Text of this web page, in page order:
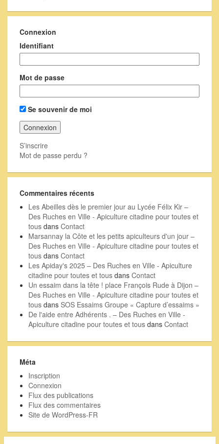
Connexion
Identifiant
Mot de passe
Se souvenir de moi
S’inscrire
Mot de passe perdu ?
Commentaires récents
Les Abeilles dès le premier jour au Lycée Félix Kir –
Des Ruches en Ville - Apiculture citadine pour toutes et
tous dans Contact
Marsannay la Côte et les petits apiculteurs d'un jour –
Des Ruches en Ville - Apiculture citadine pour toutes et
tous dans Contact
Les Apiday's 2025 – Des Ruches en Ville - Apiculture
citadine pour toutes et tous dans Contact
Un essaim dans la tête ! place François Rude à Dijon –
Des Ruches en Ville - Apiculture citadine pour toutes et
tous dans SOS Essaims Groupe « Capture d’essaims »
De l'aide entre Adhérents . – Des Ruches en Ville -
Apiculture citadine pour toutes et tous dans Contact
Méta
Inscription
Connexion
Flux des publications
Flux des commentaires
Site de WordPress-FR